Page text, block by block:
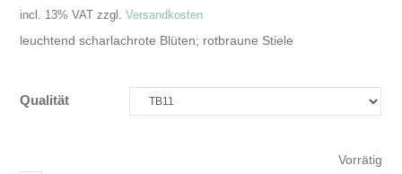
incl. 13% VAT zzgl.Versandkosten
leuchtend scharlachrote Blüten; rotbraune Stiele
Qualität
Vorrätig